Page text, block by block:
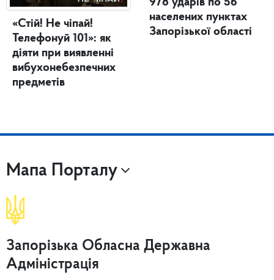
«Стій! Не чіпай!
Телефонуй 101»: як
діяти при виявленні
вибухонебезпечних
предметів
населених пунктах
Запорізької області
Мапа Порталу
Запорізька Обласна Державна
Адміністрація